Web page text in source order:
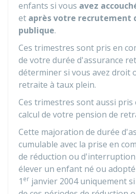
enfants si vous avez
et après votre recrutement
publique.
Ces trimestres sont pris en
de votre durée d'assurance
déterminer si vous avez droit
retraite à taux plein.
Ces trimestres sont aussi
calcul de votre pension de
Cette majoration de durée
cumulable avec la prise en
de réduction ou
élever un enfant né ou
1 er janvier 2004 uniquement